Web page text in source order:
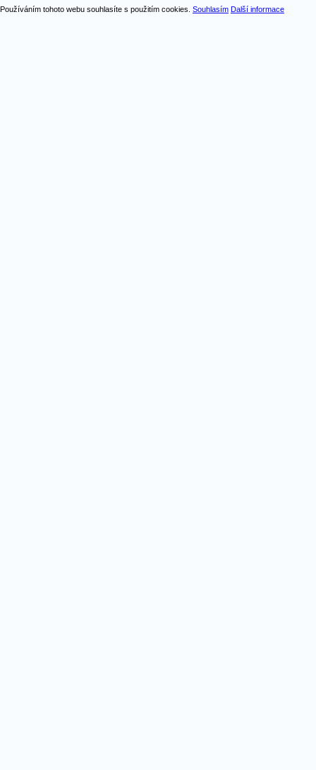
Používáním tohoto webu souhlasíte s použitím cookies. Souhlasím Další informace